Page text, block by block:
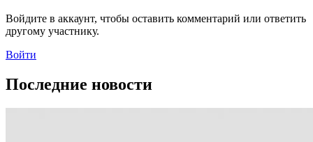
Войдите в аккаунт, чтобы оставить комментарий или ответить
другому участнику.
Войти
Последние новости